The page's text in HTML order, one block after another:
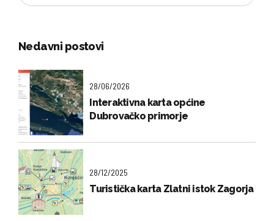
Nedavni postovi
28/06/2026
Interaktivna karta općine
Dubrovačko primorje
28/12/2025
Turistička karta Zlatni istok Zagorja